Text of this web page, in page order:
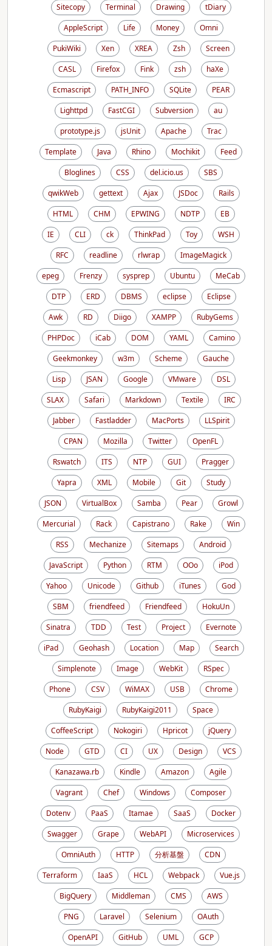
Sitecopy
Terminal Drawing
tDiary
AppleScript
Life Money
Omni
PukiWiki
Xen XREA Zsh
Screen
CASL
Firefox Fink zsh
haXe
Ecmascript
PATH_INFO SQLite
PEAR
Lighttpd
FastCGI Subversion
au
prototype.js
jsUnit Apache
Trac
Template
Java Rhino Mochikit
Feed
Bloglines
CSS del.icio.us
SBS
qwikWeb
gettext Ajax JSDoc
Rails
HTML
CHM EPWING NDTP
EB
IE
CLI ck ThinkPad Toy
WSH
RFC
readline rlwrap
ImageMagick
epeg
Frenzy sysprep Ubuntu
MeCab
DTP
ERD DBMS eclipse
Eclipse
Awk
RD Diigo XAMPP
RubyGems
PHPDoc
iCab DOM YAML
Camino
Geekmonkey
w3m Scheme
Gauche
Lisp
JSAN Google VMware
DSL
SLAX
Safari Markdown Textile
IRC
Jabber
Fastladder MacPorts
LLSpirit
CPAN
Mozilla Twitter
OpenFL
Rswatch
ITS NTP GUI
Pragger
Yapra
XML Mobile Git
Study
JSON
VirtualBox Samba Pear
Growl
Mercurial
Rack Capistrano Rake
Win
RSS
Mechanize Sitemaps
Android
JavaScript
Python RTM OOo
iPod
Yahoo
Unicode Github iTunes
God
SBM
friendfeed Friendfeed
HokuUn
Sinatra
TDD Test Project
Evernote
iPad
Geohash Location Map
Search
Simplenote
Image WebKit
RSpec
Phone
CSV WiMAX USB
Chrome
RubyKaigi
RubyKaigi2011
Space
CoffeeScript
Nokogiri Hpricot
jQuery
Node
GTD CI UX Design
VCS
Kanazawa.rb
Kindle Amazon
Agile
Vagrant
Chef Windows
Composer
Dotenv
PaaS Itamae SaaS
Docker
Swagger
Grape WebAPI
Microservices
OmniAuth
HTTP 分析基盤
CDN
Terraform
IaaS HCL Webpack
Vue.js
BigQuery
Middleman CMS
AWS
PNG
Laravel Selenium
OAuth
OpenAPI
GitHub UML GCP